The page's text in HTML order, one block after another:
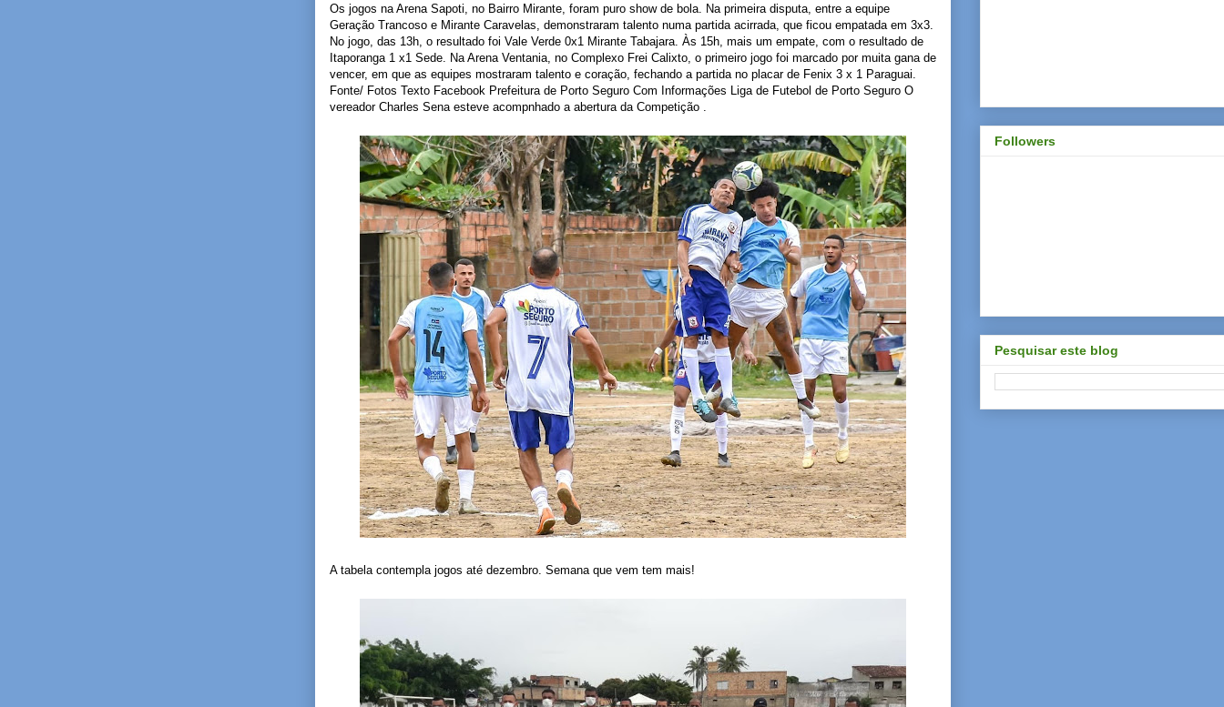
Os jogos na Arena Sapoti, no Bairro Mirante, foram puro show de bola. Na primeira disputa, entre a equipe
Geração Trancoso e Mirante Caravelas, demonstraram talento numa partida acirrada, que ficou empatada em 3x3.
No jogo, das 13h, o resultado foi Vale Verde 0x1 Mirante Tabajara. Às 15h, mais um empate, com o resultado de
Itaporanga 1 x1 Sede. Na Arena Ventania, no Complexo Frei Calixto, o primeiro jogo foi marcado por muita gana de
vencer, em que as equipes mostraram talento e coração, fechando a partida no placar de Fenix 3 x 1 Paraguai.
Fonte/ Fotos Texto Facebook Prefeitura de Porto Seguro Com Informações Liga de Futebol de Porto Seguro O
vereador Charles Sena esteve acompnhado a abertura da Competição .
A tabela contempla jogos até dezembro. Semana que vem tem mais!
Followers
Pesquisar este blog